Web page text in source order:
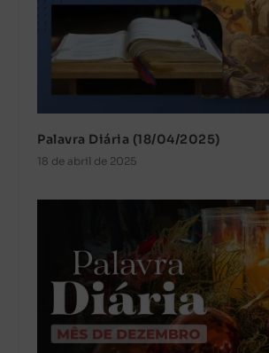
Palavra Diária (18/04/2025)
18 de abril de 2025